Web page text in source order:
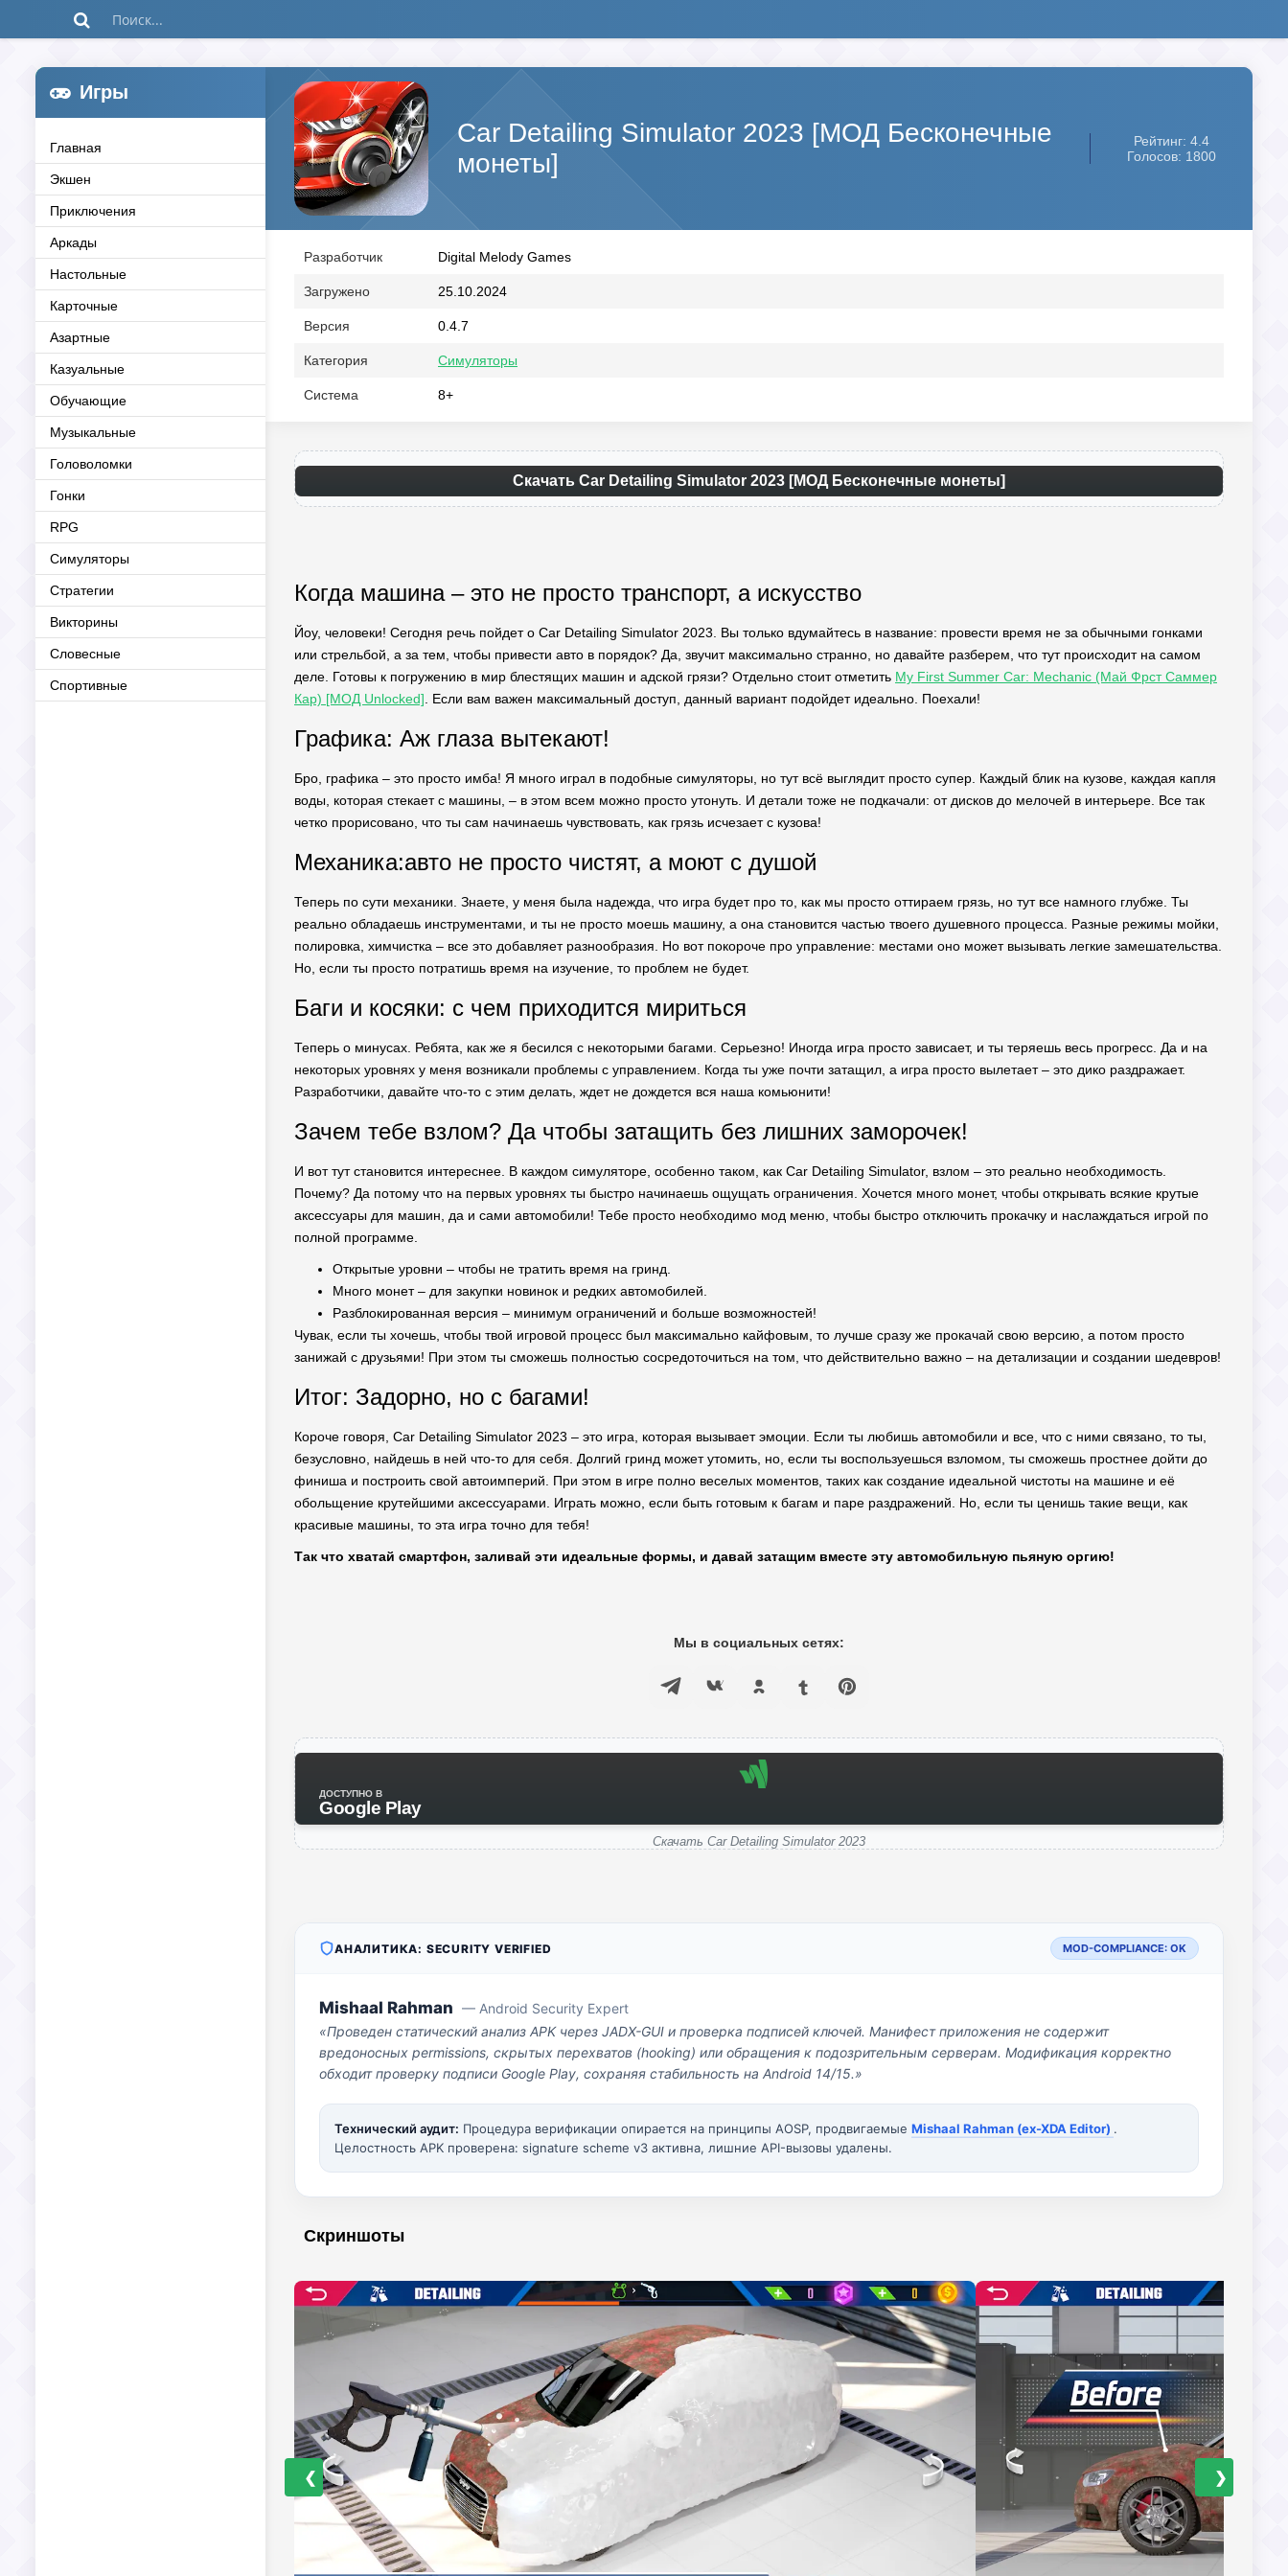
Игры
Главная
Экшен
Приключения
Аркады
Настольные
Карточные
Азартные
Казуальные
Обучающие
Музыкальные
Головоломки
Гонки
RPG
Симуляторы
Стратегии
Викторины
Словесные
Спортивные
Car Detailing Simulator 2023 [МОД Бесконечные
монеты]
Рейтинг: 4.4
Голосов: 1800
Разработчик Digital Melody Games
Загружено 25.10.2024
Версия 0.4.7
Категория Симуляторы
Система 8+
Скачать Car Detailing Simulator 2023 [МОД Бесконечные монеты]
Когда машина – это не просто транспорт, а искусство
Йоу, человеки! Сегодня речь пойдет о Car Detailing Simulator 2023. Вы только вдумайтесь в название: провести время не за обычными гонками
или стрельбой, а за тем, чтобы привести авто в порядок? Да, звучит максимально странно, но давайте разберем, что тут происходит на самом
деле. Готовы к погружению в мир блестящих машин и адской грязи? Отдельно стоит отметить My First Summer Car: Mechanic (Май Фрст Саммер
Кар) [МОД Unlocked] . Если вам важен максимальный доступ, данный вариант подойдет идеально. Поехали!
Графика: Аж глаза вытекают!
Бро, графика – это просто имба! Я много играл в подобные симуляторы, но тут всё выглядит просто супер. Каждый блик на кузове, каждая капля
воды, которая стекает с машины, – в этом всем можно просто утонуть. И детали тоже не подкачали: от дисков до мелочей в интерьере. Все так
четко прорисовано, что ты сам начинаешь чувствовать, как грязь исчезает с кузова!
Механика:авто не просто чистят, а моют с душой
Теперь по сути механики. Знаете, у меня была надежда, что игра будет про то, как мы просто оттираем грязь, но тут все намного глубже. Ты
реально обладаешь инструментами, и ты не просто моешь машину, а она становится частью твоего душевного процесса. Разные режимы мойки,
полировка, химчистка – все это добавляет разнообразия. Но вот покороче про управление: местами оно может вызывать легкие замешательства.
Но, если ты просто потратишь время на изучение, то проблем не будет.
Баги и косяки: с чем приходится мириться
Теперь о минусах. Ребята, как же я бесился с некоторыми багами. Серьезно! Иногда игра просто зависает, и ты теряешь весь прогресс. Да и на
некоторых уровнях у меня возникали проблемы с управлением. Когда ты уже почти затащил, а игра просто вылетает – это дико раздражает.
Разработчики, давайте что-то с этим делать, ждет не дождется вся наша комьюнити!
Зачем тебе взлом? Да чтобы затащить без лишних заморочек!
И вот тут становится интереснее. В каждом симуляторе, особенно таком, как Car Detailing Simulator, взлом – это реально необходимость.
Почему? Да потому что на первых уровнях ты быстро начинаешь ощущать ограничения. Хочется много монет, чтобы открывать всякие крутые
аксессуары для машин, да и сами автомобили! Тебе просто необходимо мод меню, чтобы быстро отключить прокачку и наслаждаться игрой по
полной программе.
Открытые уровни – чтобы не тратить время на гринд.
Много монет – для закупки новинок и редких автомобилей.
Разблокированная версия – минимум ограничений и больше возможностей!
Чувак, если ты хочешь, чтобы твой игровой процесс был максимально кайфовым, то лучше сразу же прокачай свою версию, а потом просто
занижай с друзьями! При этом ты сможешь полностью сосредоточиться на том, что действительно важно – на детализации и создании шедевров!
Итог: Задорно, но с багами!
Короче говоря, Car Detailing Simulator 2023 – это игра, которая вызывает эмоции. Если ты любишь автомобили и все, что с ними связано, то ты,
безусловно, найдешь в ней что-то для себя. Долгий гринд может утомить, но, если ты воспользуешься взломом, ты сможешь простнее дойти до
финиша и построить свой автоимперий. При этом в игре полно веселых моментов, таких как создание идеальной чистоты на машине и её
обольщение крутейшими аксессуарами. Играть можно, если быть готовым к багам и паре раздражений. Но, если ты ценишь такие вещи, как
красивые машины, то эта игра точно для тебя!
Так что хватай смартфон, заливай эти идеальные формы, и давай затащим вместе эту автомобильную пьяную оргию!
Мы в социальных сетях:
ДОСТУПНО В
Google Play
Скачать Car Detailing Simulator 2023
АНАЛИТИКА: SECURITY VERIFIED MOD-COMPLIANCE: OK
Mishaal Rahman — Android Security Expert
«Проведен статический анализ APK через JADX-GUI и проверка подписей ключей. Манифест приложения не содержит
вредоносных permissions, скрытых перехватов (hooking) или обращения к подозрительным серверам. Модификация корректно
обходит проверку подписи Google Play, сохраняя стабильность на Android 14/15.»
Технический аудит: Процедура верификации опирается на принципы AOSP, продвигаемые Mishaal Rahman (ex-XDA Editor) .
Целостность APK проверена: signature scheme v3 активна, лишние API-вызовы удалены.
Скриншоты
❮ ❯